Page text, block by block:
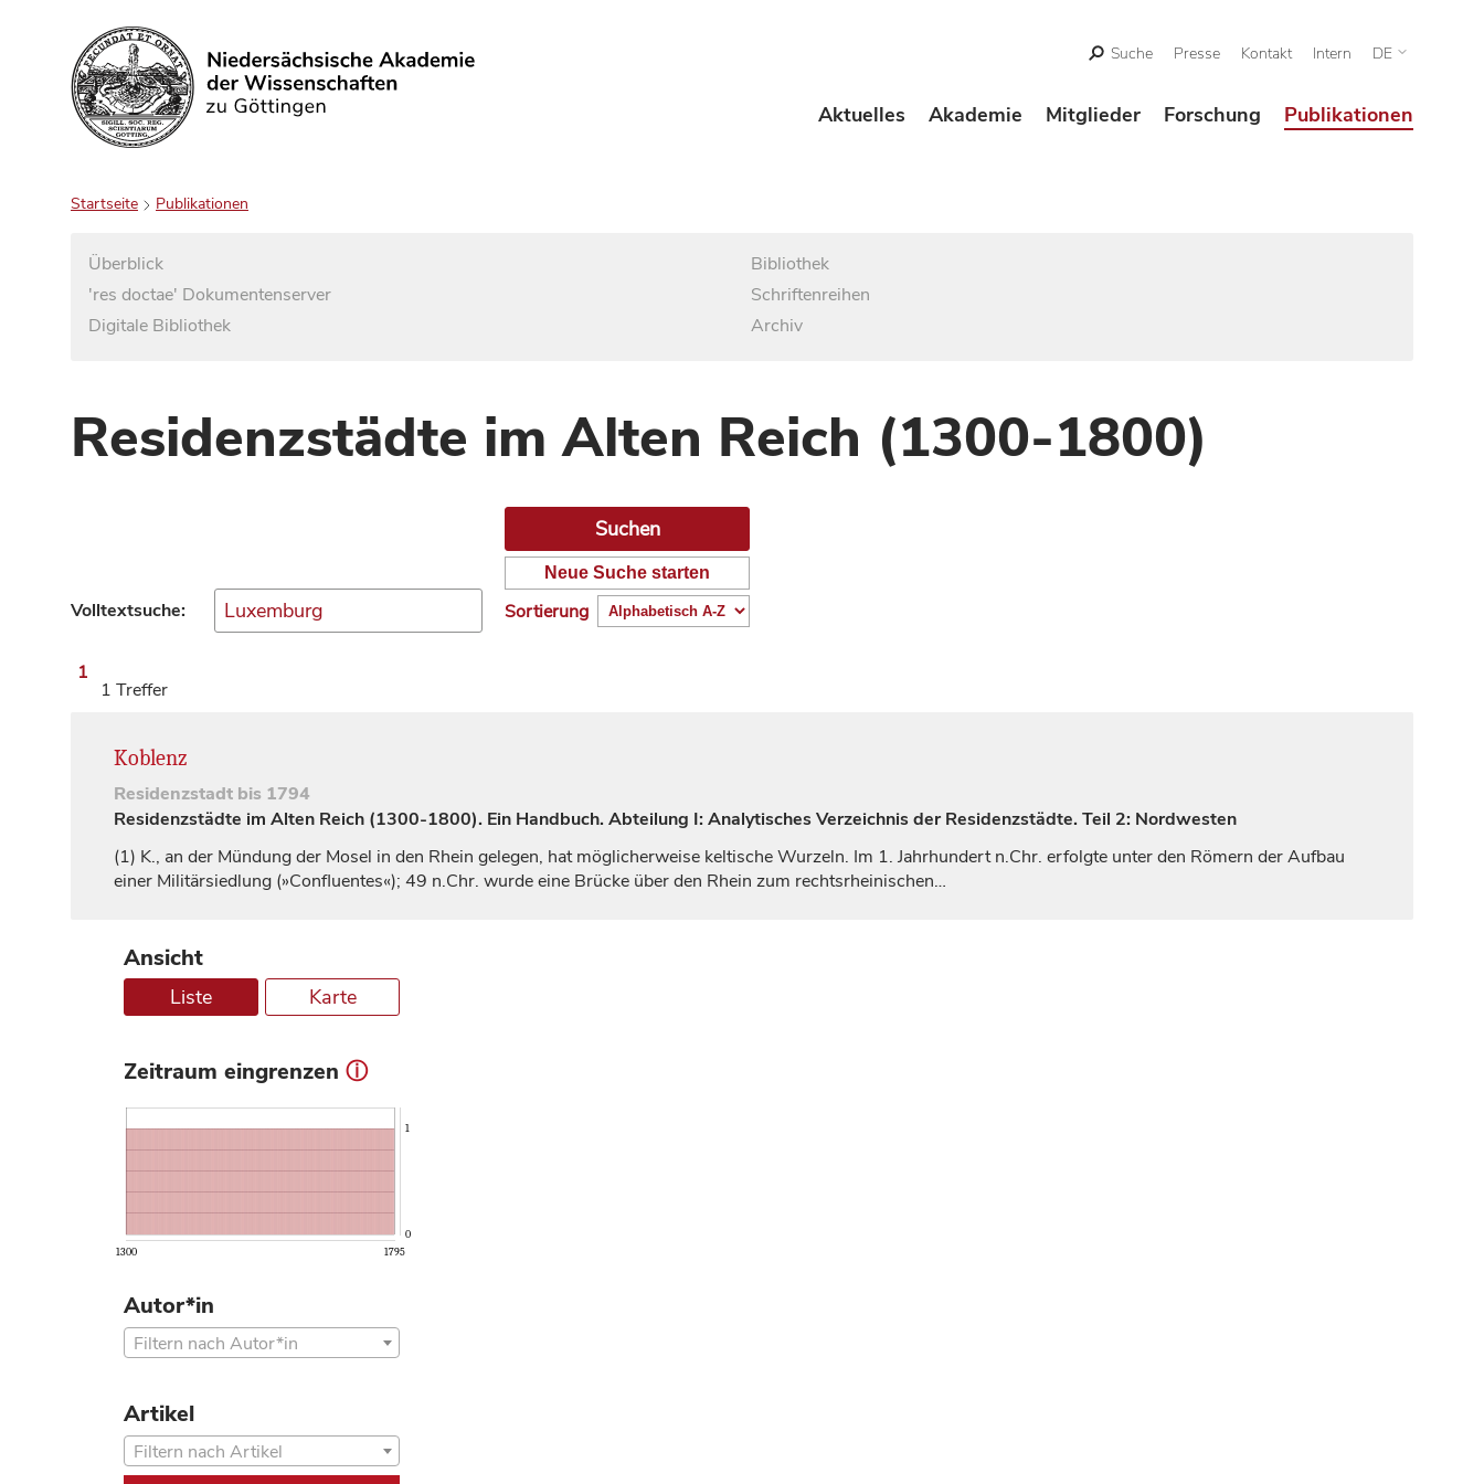
Suchen
Suche Presse Kontakt Intern DE
Aktuelles Akademie Mitglieder Forschung Publikationen
Startseite Publikationen
Überblick
'res doctae' Dokumentenserver
Digitale Bibliothek
Bibliothek
Schriftenreihen
Archiv
Residenzstädte im Alten Reich (1300-1800)
Volltextsuche:
Neue Suche starten
Sortierung
1
1 Treffer
Koblenz
Residenzstadt bis 1794
Residenzstädte im Alten Reich (1300-1800). Ein Handbuch. Abteilung I: Analytisches Verzeichnis der Residenzstädte. Teil 2: Nordwesten
(1) K., an der Mündung der Mosel in den Rhein gelegen, hat möglicherweise keltische Wurzeln. Im 1. Jahrhundertn.Chr. erfolgte unter den Römern der Aufbau
einer Militärsiedlung (»Confluentes«); 49 n.Chr. wurde eine Brücke über den Rhein zum rechtsrheinischen…
Ansicht
Liste Karte
Zeitraum eingrenzen ⓘ
1300 1795
0
1
Autor*in
Filtern nach Autor*in
Artikel
Filtern nach Artikel